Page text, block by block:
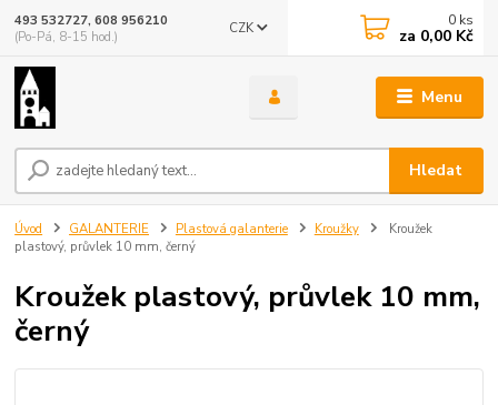
Menu
CZK
Hledat
493 532727, 608 956210
(Po-Pá, 8-15 hod.)
0 ks
za 0,00 Kč
Úvod GALANTERIE Plastová galanterie Kroužky
Kroužek
plastový, průvlek 10 mm, černý
Kroužek plastový, průvlek 10 mm,
černý